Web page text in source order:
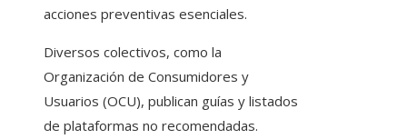
acciones preventivas esenciales.
Diversos colectivos, como la
Organización de Consumidores y
Usuarios (OCU), publican guías y listados
de plataformas no recomendadas.